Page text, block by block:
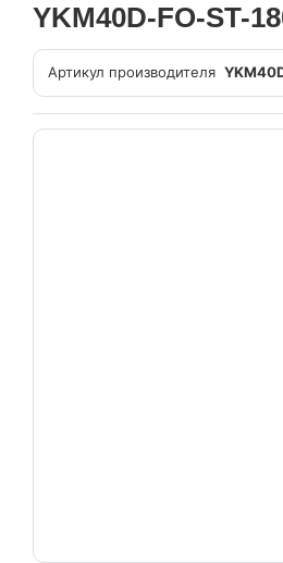
YKM40D-FO-ST-
Артикул производителя